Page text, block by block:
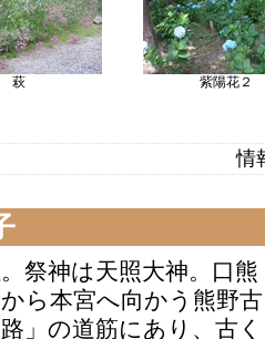
萩 紫陽花２
情
祭神は天照大神。口熊
ら本宮へ向かう熊野古
」の道筋にあり、古く